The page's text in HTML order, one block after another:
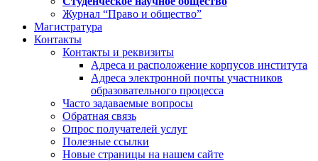
Журнал “Право и общество”
Магистратура
Контакты
Контакты и реквизиты
Адреса и расположение корпусов института
Адреса электронной почты участников
образовательного процесса
Часто задаваемые вопросы
Обратная связь
Опрос получателей услуг
Полезные ссылки
Новые страницы на нашем сайте